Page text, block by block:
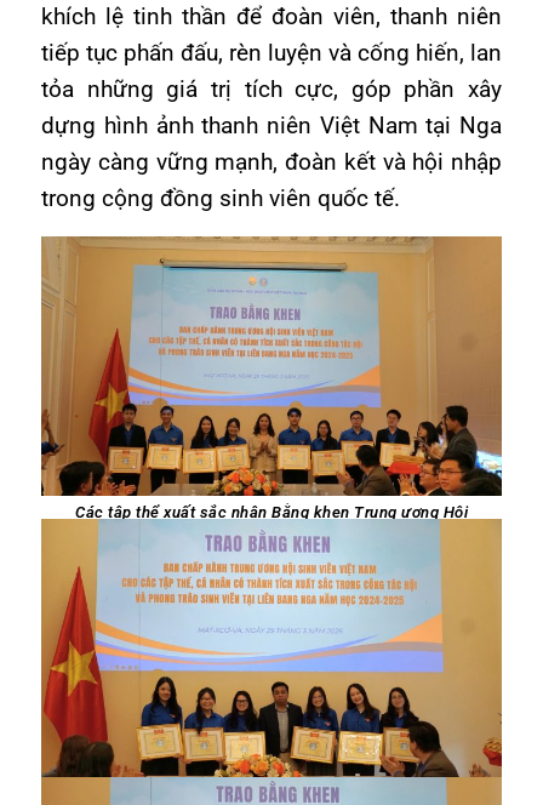
khích lệ tinh thần để đoàn viên, thanh niên
tiếp tục phấn đấu, rèn luyện và cống hiến, lan
tỏa những giá trị tích cực, góp phần xây
dựng hình ảnh thanh niên Việt Nam tại Nga
ngày càng vững mạnh, đoàn kết và hội nhập
trong cộng đồng sinh viên quốc tế.
Các tập thể xuất sắc nhận Bằng khen Trung ương Hội
Các cá nhân xuất sắc nhận Bằng khen Trung ương Hội